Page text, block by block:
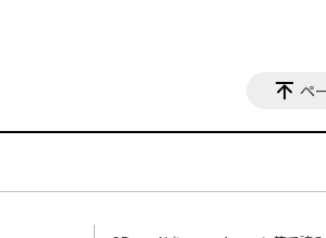
ペ